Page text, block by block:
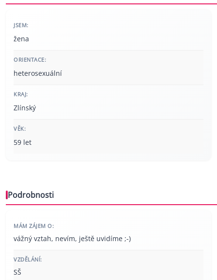
JSEM:
žena
ORIENTACE:
heterosexuální
KRAJ:
Zlínský
VĚK:
59 let
Podrobnosti
MÁM ZÁJEM O:
vážný vztah, nevím, ještě uvidíme ;-)
VZDĚLÁNÍ:
SŠ